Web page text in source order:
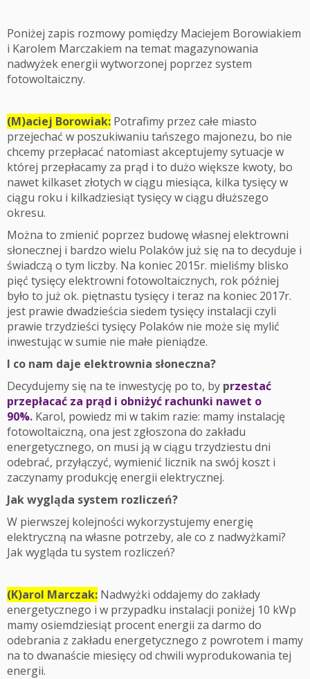
Poniżej zapis rozmowy pomiędzy Maciejem Borowiakiem
i Karolem Marczakiem na temat magazynowania
nadwyżek energii wytworzonej poprzez system
fotowoltaiczny.
(M)aciej Borowiak: Potrafimy przez całe miasto
przejechać w poszukiwaniu tańszego majonezu, bo nie
chcemy przepłacać natomiast akceptujemy sytuacje w
której przepłacamy za prąd i to dużo większe kwoty, bo
nawet kilkaset złotych w ciągu miesiąca, kilka tysięcy w
ciągu roku i kilkadziesiąt tysięcy w ciągu dłuższego
okresu.
Można to zmienić poprzez budowę własnej elektrowni
słonecznej i bardzo wielu Polaków już się na to decyduje i
świadczą o tym liczby. Na koniec 2015r. mieliśmy blisko
pięć tysięcy elektrowni fotowoltaicznych, rok później
było to już ok. piętnastu tysięcy i teraz na koniec 2017r.
jest prawie dwadzieścia siedem tysięcy instalacji czyli
prawie trzydzieści tysięcy Polaków nie może się mylić
inwestując w sumie nie małe pieniądze.
I co nam daje elektrownia słoneczna?
Decydujemy się na te inwestycję po to, by przestać
przepłacać za prąd i obniżyć rachunki nawet o
90%. Karol, powiedz mi w takim razie: mamy instalację
fotowoltaiczną, ona jest zgłoszona do zakładu
energetycznego, on musi ją w ciągu trzydziestu dni
odebrać, przyłączyć, wymienić licznik na swój koszt i
zaczynamy produkcję energii elektrycznej.
Jak wygląda system rozliczeń?
W pierwszej kolejności wykorzystujemy energię
elektryczną na własne potrzeby, ale co z nadwyżkami?
Jak wygląda tu system rozliczeń?
(K)arol Marczak: Nadwyżki oddajemy do zakłady
energetycznego i w przypadku instalacji poniżej 10 kWp
mamy osiemdziesiąt procent energii za darmo do
odebrania z zakładu energetycznego z powrotem i mamy
na to dwanaście miesięcy od chwili wyprodukowania tej
energii.